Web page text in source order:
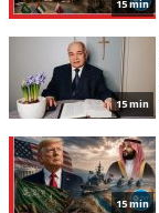
15 min
15 min
15 min